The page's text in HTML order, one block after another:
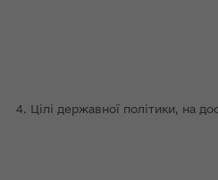
4. Цілі державної політики, на